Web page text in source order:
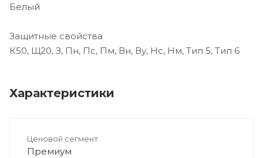
Белый
Защитные свойства
К50, Щ20, З, Пн, Пс, Пм, Вн, Ву, Нс, Нм, Тип 5, Тип 6
Характеристики
Ценовой сегмент
Премиум